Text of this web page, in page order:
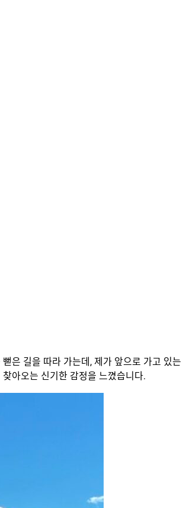
은 길을 따라 가는데, 제가 앞으로 가고 있
아오는 신기한 감정을 느꼈습니다.